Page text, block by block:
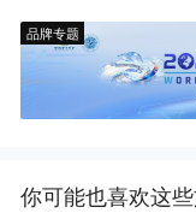
品牌专题
你可能也喜欢这